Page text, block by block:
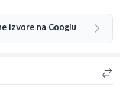
izvore na Googlu